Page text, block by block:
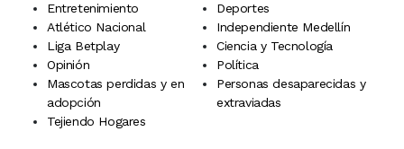
Entretenimiento
Deportes
Atlético Nacional
Independiente Medellín
Liga Betplay
Ciencia y Tecnología
Opinión
Política
Mascotas perdidas y en
adopción
Personas desaparecidas y
extraviadas
Tejiendo Hogares